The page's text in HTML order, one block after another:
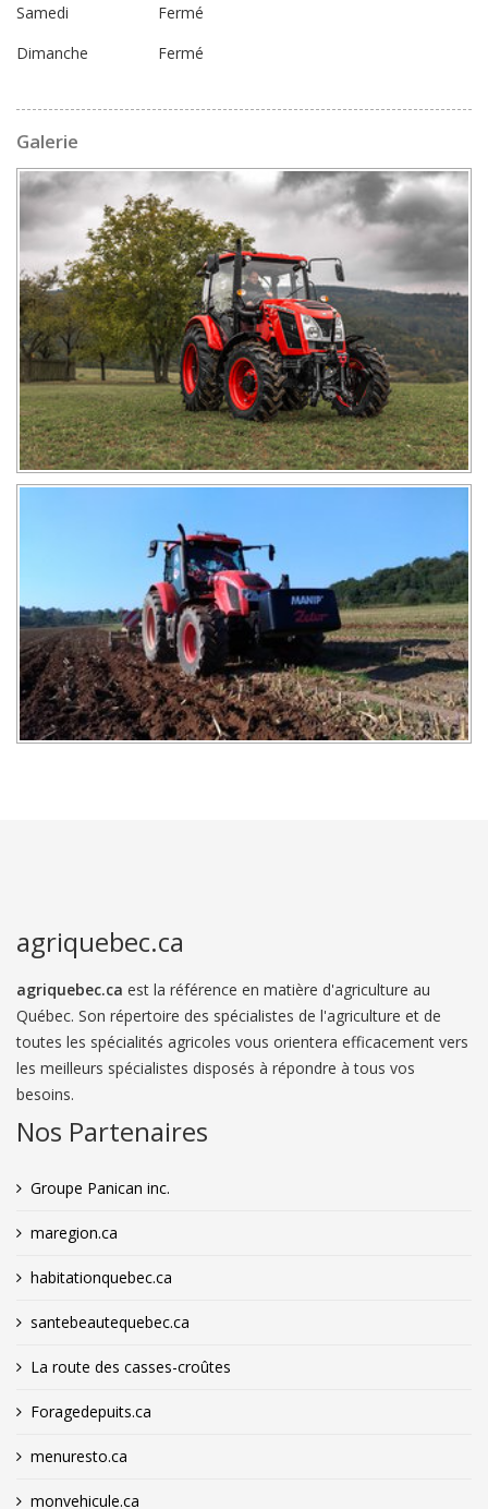
Samedi
Fermé
Dimanche
Fermé
Galerie
agriquebec.ca
agriquebec.ca est la référence en matière d'agriculture au
Québec. Son répertoire des spécialistes de l'agriculture et de
toutes les spécialités agricoles vous orientera efficacement vers
les meilleurs spécialistes disposés à répondre à tous vos
besoins.
Nos Partenaires
Groupe Panican inc.
maregion.ca
habitationquebec.ca
santebeautequebec.ca
La route des casses-croûtes
Foragedepuits.ca
menuresto.ca
monvehicule.ca